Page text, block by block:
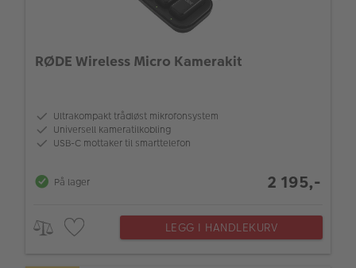
RØDE Wireless Micro Kamerakit
Ultrakompakt trådløst mikrofonsystem
Universell kameratilkobling
USB-C mottaker til smarttelefon
På lager 2 195,-
LEGG I HANDLEKURV